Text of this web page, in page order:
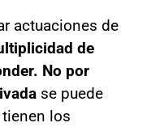
actuaciones de
de
No por
se puede
los